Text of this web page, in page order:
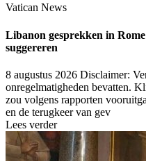
Vatican News
Libanon gesprekken in
suggereren
8 augustus 2026 Disclaimer:
onregelmatigheden bevatten.
zou volgens rapporten
en de terugkeer van gev
Lees verder